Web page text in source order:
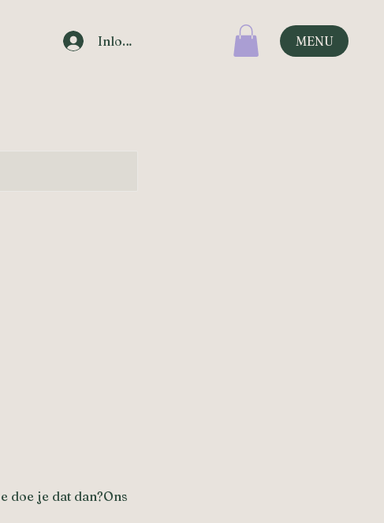
Inloggen MENU
doe je dat dan?Ons